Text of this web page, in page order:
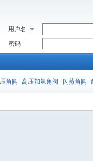
用户名
密码
角阀 高压加氢角阀 闪蒸角阀